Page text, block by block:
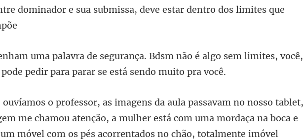
não é algo sem limites, você,
p
á com uma mordaça na boca e
móvel com os pés acorrentados no chão, totalmente imóvel